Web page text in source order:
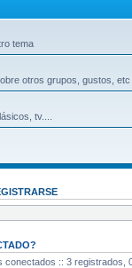
tema
otros grupos, gustos, etc
tv....
conectados :: 3 registrados,